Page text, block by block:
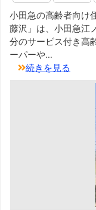
小田急の高齢者向け
藤沢」は、小田急江
分のサービス付き高
ーパーや...
続きを見る